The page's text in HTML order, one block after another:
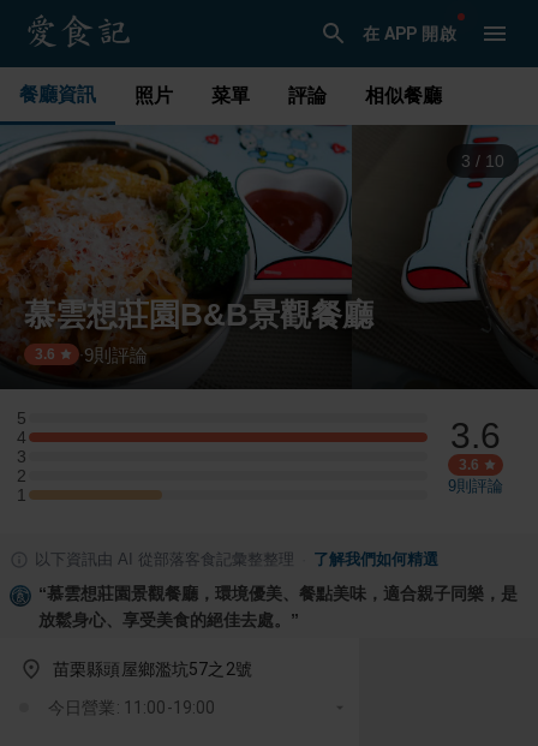
在 APP 開啟
餐廳資訊 照片 菜單 評論 相似餐廳
3 / 10
慕雲想莊園B&B景觀餐廳
3.6 ·9則評論
5
5 星：0 則評論
4
4 星：3 則評論
3
3 星：0 則評論
2
2 星：0 則評論
1
1 星：1 則評論
3.6
3.6
9則評論
以下資訊由 AI 從部落客食記彙整整理 了解我們如何精選
“慕雲想莊園景觀餐廳，環境優美、餐點美味，適合親子同樂，是
放鬆身心、享受美食的絕佳去處。 ”
苗栗縣頭屋鄉濫坑57之2號
今日營業: 11:00-19:00